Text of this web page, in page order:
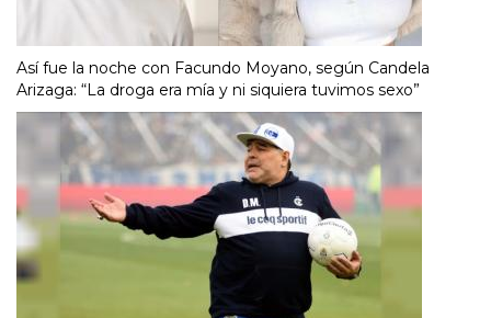
Así fue la noche con Facundo Moyano, según Candela
Arizaga: “La droga era mía y ni siquiera tuvimos sexo”